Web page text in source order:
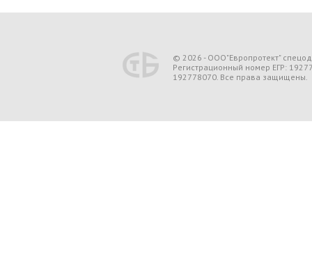
© 2026 - ООО"Европротект"
Регистрационный номер ЕГР:
192778070. Все права защищены.